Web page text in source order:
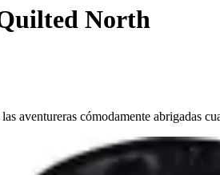
North
aventureras cómodamente abrigadas